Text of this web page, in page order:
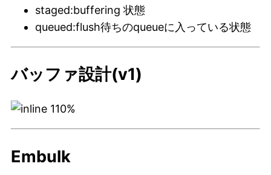
staged:buffering 状態
queued:flush待ちのqueueに入っている状態
バッファ設計(v1)
Embulk